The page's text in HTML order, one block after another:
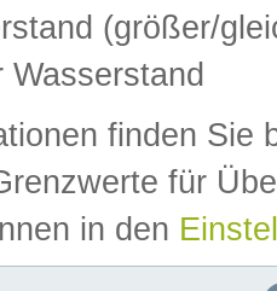
(größer/
Wasserstand
finden Sie
für
in den